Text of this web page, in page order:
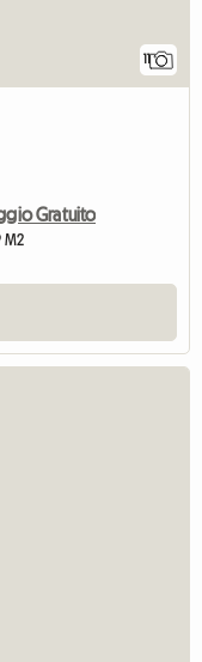
11
Gratuito
M2